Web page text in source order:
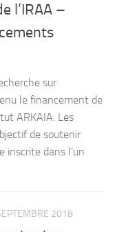
l’IRAA –
sur
le financement de
ARKAIA. Les
de soutenir
inscrite dans l’un
2018